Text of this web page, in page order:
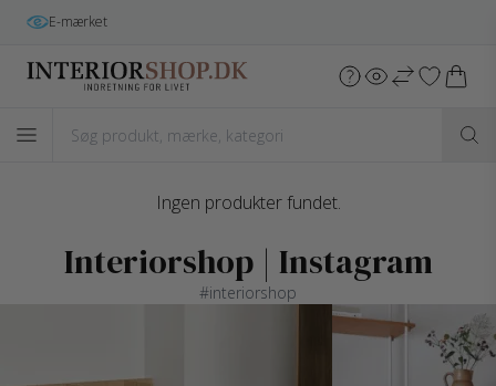
E-mærket
Ingen produkter fundet.
Interiorshop | Instagram
#interiorshop